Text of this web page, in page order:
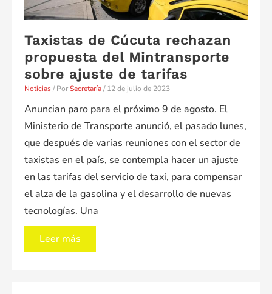
de
agosto
Taxistas de Cúcuta rechazan
propuesta del Mintransporte
sobre ajuste de tarifas
Noticias/ PorSecretaría/12 de julio de 2023
Anuncian paro para el próximo 9 de agosto. El
Ministerio de Transporte anunció, el pasado lunes,
que después de varias reuniones con el sector de
taxistas en el país, se contempla hacer un ajuste
en las tarifas del servicio de taxi, para compensar
el alza de la gasolina y el desarrollo de nuevas
tecnologías. Una
Taxistas
de
Leer más